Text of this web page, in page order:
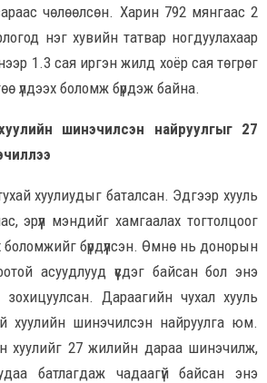
чөлөөлсөн. Харин 792 мянгаас 2
нэг хувийн татвар ногдуулахаар
1.3 сая иргэн жилд хоёр сая төгрөг
үлдээх боломж бүрдэж байна.
шинэчилсэн найруулгыг 27
хуулиудыг баталсан. Эдгээр хууль
эрүүл мэндийг хамгаалах тогтолцоог
бүрдүүлсэн. Өмнө нь донорын
асуудлууд үүсдэг байсан бол энэ
зохицуулсан. Дараагийн чухал хууль
хуулийн шинэчилсэн найруулга юм.
хуулийг 27 жилийн дараа шинэчилж,
батлагдаж чадаагүй байсан энэ